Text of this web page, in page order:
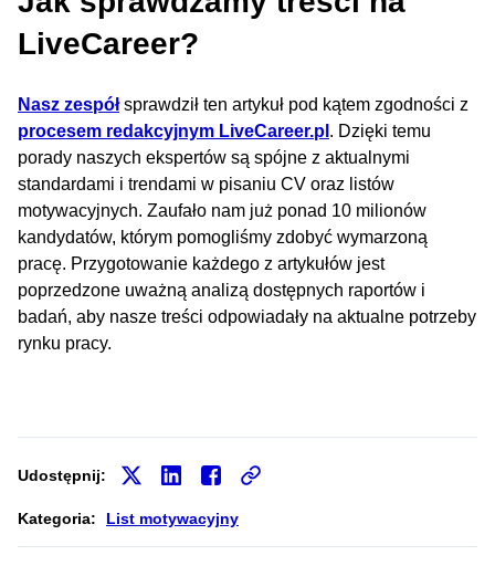
LiveCareer?
Nasz zespółsprawdził ten artykuł pod kątem zgodności z
procesem redakcyjnym LiveCareer.pl . Dzięki temu
porady naszych ekspertów są spójne z aktualnymi
standardami i trendami w pisaniu CV oraz listów
motywacyjnych. Zaufało nam już ponad 10 milionów
kandydatów, którym pomogliśmy zdobyć wymarzoną
pracę. Przygotowanie każdego z artykułów jest
poprzedzone uważną analizą dostępnych raportów i
badań, aby nasze treści odpowiadały na aktualne potrzeby
rynku pracy.
Udostępnij:
Kategoria: List motywacyjny